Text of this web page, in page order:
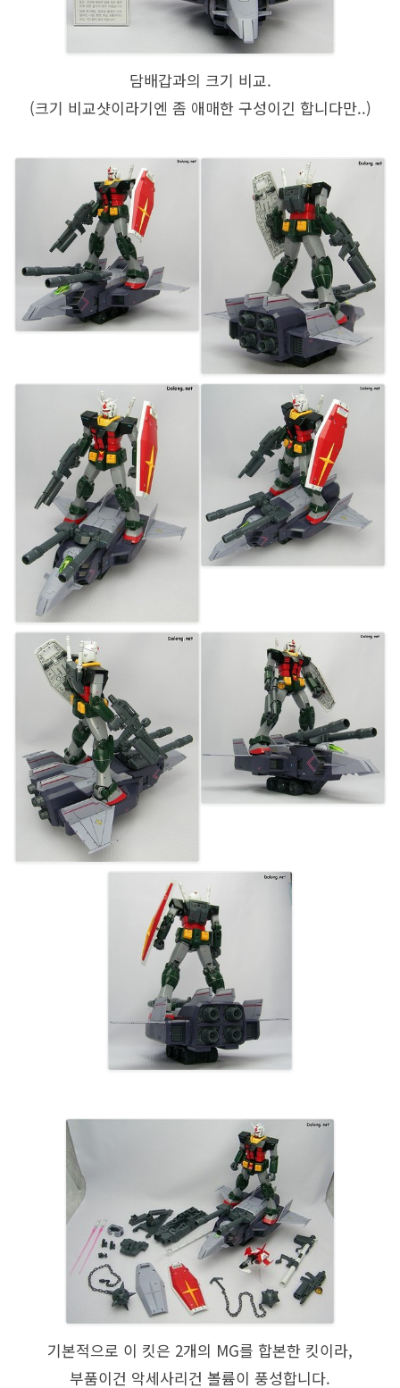
담배갑과의 크기 비교.
(크기 비교샷이라기엔 좀 애매한 구성이긴 합니다만..)
기본적으로 이 킷은 2개의 MG를 합본한 킷이라,
부품이건 악세사리건 볼륨이 풍성합니다.